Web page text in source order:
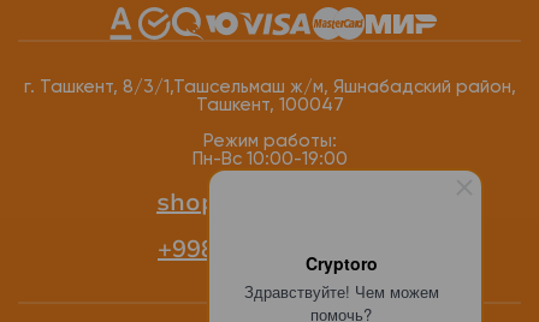
Cryptoro
Здравствуйте! Чем можем
помочь?
г. Ташкент, 8/3/1,Ташсельмаш ж/м, Яшнабадский район,
Ташкент, 100047
Режим работы:
Пн-Вс 10:00-19:00
shop@cryptoro.uz
+998 77 118-12-34